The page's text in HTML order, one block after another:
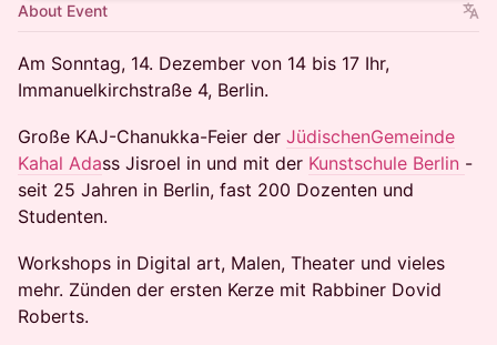
About Event
Am Sonntag, 14. Dezember von 14 bis 17 Ihr,
Immanuelkirchstraße 4, Berlin.
Große KAJ-Chanukka-Feier der JüdischenGemeinde
Kahal Adass Jisroel in und mit der Kunstschule Berlin -
seit 25 Jahren in Berlin, fast 200 Dozenten und
Studenten.
Workshops in Digital art, Malen, Theater und vieles
mehr. Zünden der ersten Kerze mit Rabbiner Dovid
Roberts.